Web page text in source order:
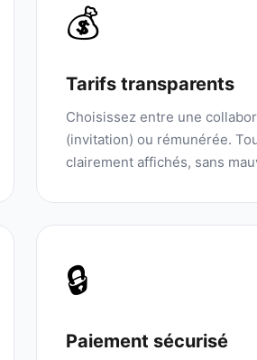
💰
Tarifs transparents
Choisissez entre une
(invitation) ou rémunérée.
clairement affichés, sans
🔒
Paiement sécurisé